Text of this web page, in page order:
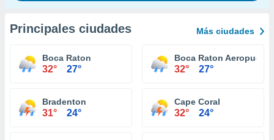
Principales ciudades Más ciudades
Boca Raton
32° 27°
Boca Raton Aeropuerto
32° 27°
Bradenton
31° 24°
Cape Coral
32° 24°